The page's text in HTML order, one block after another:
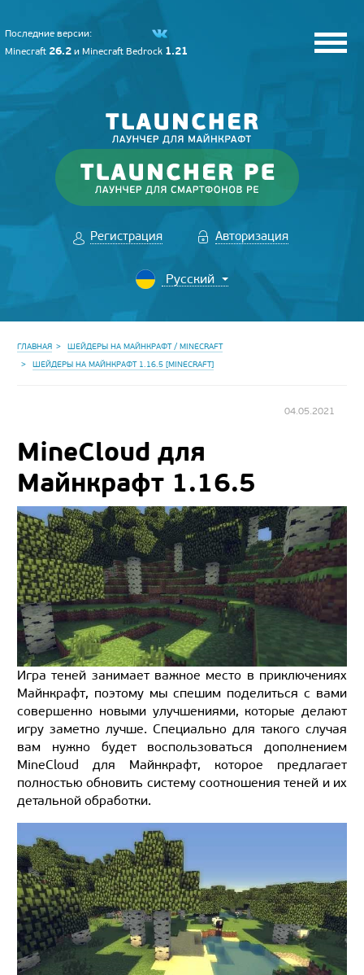
Последние версии:
Minecraft 26.2 и Minecraft Bedrock 1.21
Регистрация Авторизация
ГЛАВНАЯ
ШЕЙДЕРЫ НА МАЙНКРАФТ / MINECRAFT
ШЕЙДЕРЫ НА МАЙНКРАФТ 1.16.5 [MINECRAFT]
04.05.2021
MineCloud для
Майнкрафт 1.16.5
Игра теней занимает важное место в приключениях
Майнкрафт, поэтому мы спешим поделиться с вами
совершенно новыми улучшениями, которые делают
игру заметно лучше. Специально для такого случая
вам нужно будет воспользоваться дополнением
MineCloud для Майнкрафт, которое предлагает
полностью обновить систему соотношения теней и их
детальной обработки.